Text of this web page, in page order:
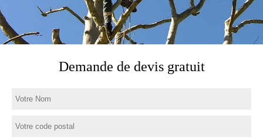
Demande de devis gratuit